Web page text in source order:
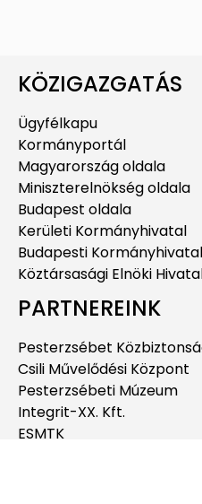
KÖZIGAZGATÁS
Ügyfélkapu
Kormányportál
Magyarország oldala
Miniszterelnökség oldala
Budapest oldala
Kerületi Kormányhivatal
Budapesti Kormányhivatal
Köztársasági Elnöki
PARTNEREINK
Pesterzsébet
Csili Művelődési Központ
Pesterzsébeti Múzeum
Integrit-XX. Kft.
ESMTK